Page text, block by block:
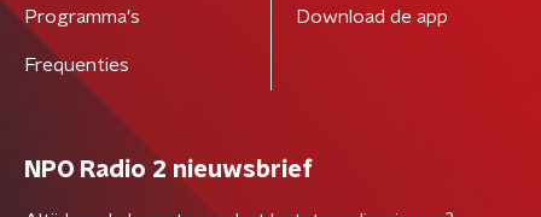
Programma's
Frequenties
Download de app
NPO Radio 2 nieuwsbrief